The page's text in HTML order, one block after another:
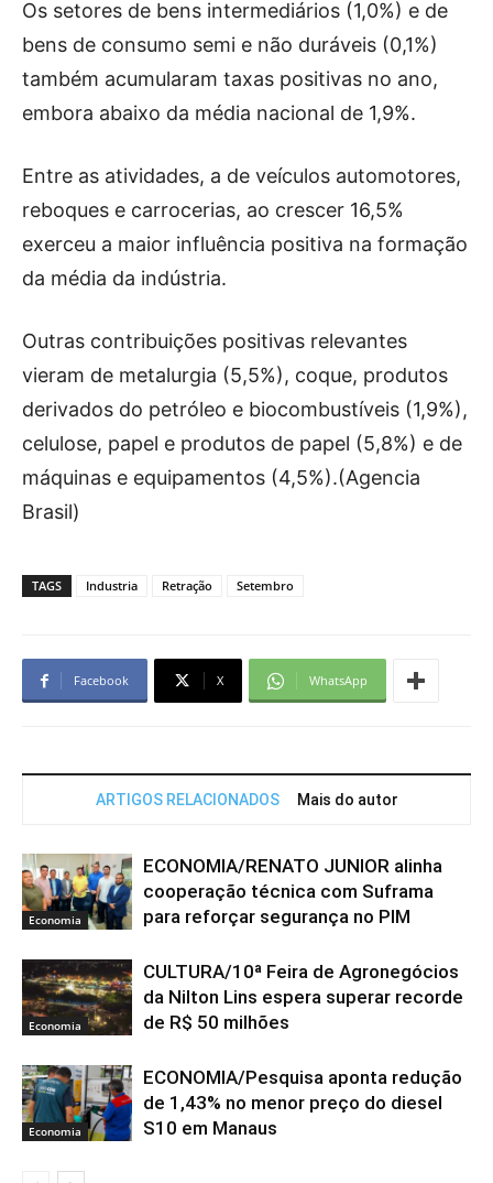
Os setores de bens intermediários (1,0%) e de
bens de consumo semi e não duráveis (0,1%)
também acumularam taxas positivas no ano,
embora abaixo da média nacional de 1,9%.
Entre as atividades, a de veículos automotores,
reboques e carrocerias, ao crescer 16,5%
exerceu a maior influência positiva na formação
da média da indústria.
Outras contribuições positivas relevantes
vieram de metalurgia (5,5%), coque, produtos
derivados do petróleo e biocombustíveis (1,9%),
celulose, papel e produtos de papel (5,8%) e de
máquinas e equipamentos (4,5%).(Agencia
Brasil)
TAGS Industria Retração Setembro
Facebook X WhatsApp
ARTIGOS RELACIONADOS Mais do autor
Economia
ECONOMIA/RENATO JUNIOR alinha
cooperação técnica com Suframa
para reforçar segurança no PIM
Economia
CULTURA/10ª Feira de Agronegócios
da Nilton Lins espera superar recorde
de R$ 50 milhões
Economia
ECONOMIA/Pesquisa aponta redução
de 1,43% no menor preço do diesel
S10 em Manaus